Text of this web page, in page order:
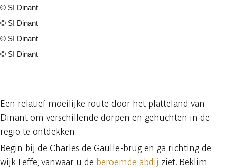
© SI Dinant
© SI Dinant
© SI Dinant
© SI Dinant
Een relatief moeilijke route door het platteland van
Dinant om verschillende dorpen en gehuchten in de
regio te ontdekken.
Begin bij de Charles de Gaulle-brug en ga richting de
wijk Leffe, vanwaar u de beroemde abdij ziet. Beklim